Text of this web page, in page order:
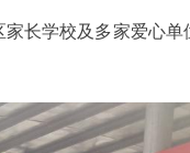
长学校及多家爱心